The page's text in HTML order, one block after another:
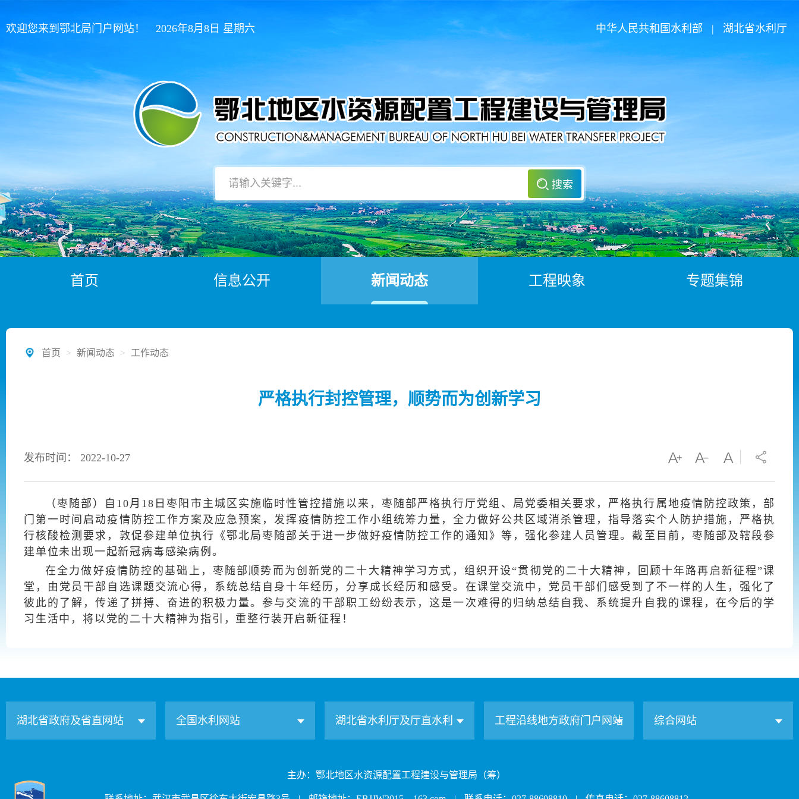
欢迎您来到鄂北局门户网站！ 2026年8月8日 星期六 中华人民共和国水利部 | 湖北省水利厅
搜索
首页 信息公开 新闻动态 工程映象 专题集锦
首页 > 新闻动态 > 工作动态
严格执行封控管理，顺势而为创新学习
发布时间： 2022-10-27
（枣随部）自10月18日枣阳市主城区实施临时性管控措施以来，枣随部严格执行厅党组、局党委相关要求，严格执行属地疫情防控政策，部
门第一时间启动疫情防控工作方案及应急预案，发挥疫情防控工作小组统筹力量，全力做好公共区域消杀管理，指导落实个人防护措施，严格执
行核酸检测要求，敦促参建单位执行《鄂北局枣随部关于进一步做好疫情防控工作的通知》等，强化参建人员管理。截至目前，枣随部及辖段参
建单位未出现一起新冠病毒感染病例。
在全力做好疫情防控的基础上，枣随部顺势而为创新党的二十大精神学习方式，组织开设“贯彻党的二十大精神，回顾十年路再启新征程”课
堂，由党员干部自选课题交流心得，系统总结自身十年经历，分享成长经历和感受。在课堂交流中，党员干部们感受到了不一样的人生，强化了
彼此的了解，传递了拼搏、奋进的积极力量。参与交流的干部职工纷纷表示，这是一次难得的归纳总结自我、系统提升自我的课程，在今后的学
习生活中，将以党的二十大精神为指引，重整行装开启新征程！
湖北省政府及省直网站 全国水利网站 湖北省水利厅及厅直水利 工程沿线地方政府门户网站 综合网站
主办：鄂北地区水资源配置工程建设与管理局（筹）